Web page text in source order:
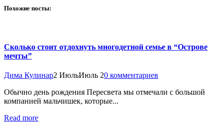
Похожие посты:
Сколько стоит отдохнуть многодетной семье в “Острове
мечты”
Дима Кулинар2 ИюльИюль 20 комментариев
Обычно день рождения Пересвета мы отмечали с большой
компанией мальчишек, которые...
Read more